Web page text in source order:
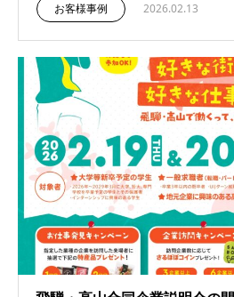
お客様事例 2026.02.13